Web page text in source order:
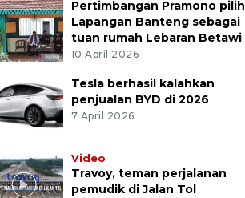
Pertimbangan Pramono pilih
Lapangan Banteng sebagai
tuan rumah Lebaran Betawi
10 April 2026
Tesla berhasil kalahkan
penjualan BYD di 2026
7 April 2026
Video
Travoy, teman perjalanan
pemudik di Jalan Tol